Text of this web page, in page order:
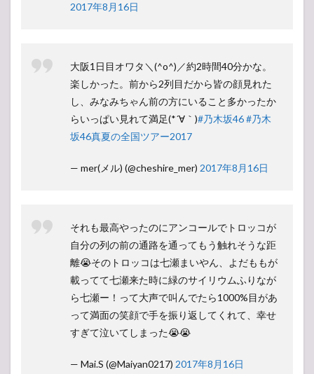
2017年8月16日
大阪1日目オワタ＼(^o^)／約2時間40分かな。
楽しかった。前から2列目だから皆の顔見れた
し、みなみちゃん前の方にいること多かったか
らいっぱい見れて満足(*´∀｀)#乃木坂46#乃木
坂46真夏の全国ツアー2017
— mer(メル) (@cheshire_mer) 2017年8月16日
それも最高やったのにアンコールでトロッコが
自分の列の前の通路を通ってもう触れそうな距
離😭そのトロッコは七瀬まいやん、よだももが
載ってて七瀬来た時に緑のサイリウムふりなが
ら七瀬ー！って大声で叫んでたら1000%目があ
って満面の笑顔で手を振り返してくれて、幸せ
すぎて泣いてしまった😭😭
— Mai.S (@Maiyan0217) 2017年8月16日